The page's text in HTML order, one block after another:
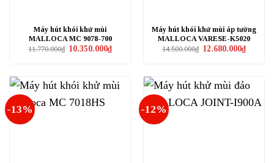
Máy hút khói khử mùi
MALLOCA MC 9078-700
11.770.000₫ Giá
10.350.000₫Giá
hiện
10.350.000₫.
Máy hút khói khử mùi áp tường
MALLOCA VARESE-K5020
14.500.000₫ Giá
12.680.000₫Giá
hiện
-13% -12%